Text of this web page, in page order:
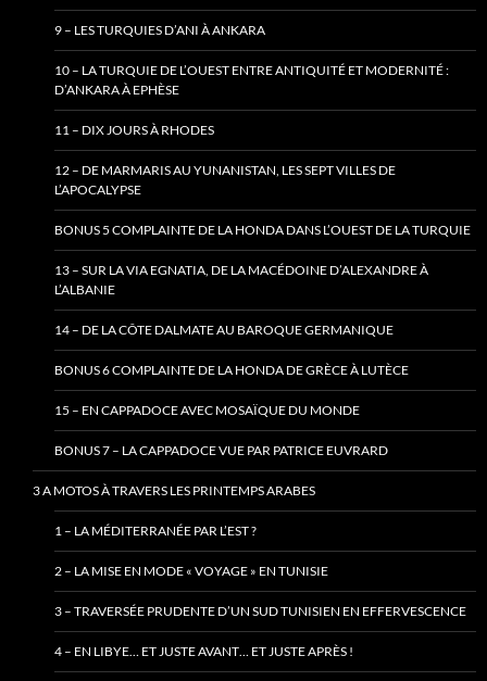
9 – LES TURQUIES D’ANI À ANKARA
10 – LA TURQUIE DE L’OUEST ENTRE ANTIQUITÉ ET MODERNITÉ :
D’ANKARA À EPHÈSE
11 – DIX JOURS À RHODES
12 – DE MARMARIS AU YUNANISTAN, LES SEPT VILLES DE
L’APOCALYPSE
BONUS 5 COMPLAINTE DE LA HONDA DANS L’OUEST DE LA TURQUIE
13 – SUR LA VIA EGNATIA, DE LA MACÉDOINE D’ALEXANDRE À
L’ALBANIE
14 – DE LA CÔTE DALMATE AU BAROQUE GERMANIQUE
BONUS 6 COMPLAINTE DE LA HONDA DE GRÈCE À LUTÈCE
15 – EN CAPPADOCE AVEC MOSAÏQUE DU MONDE
BONUS 7 – LA CAPPADOCE VUE PAR PATRICE EUVRARD
3 A MOTOS À TRAVERS LES PRINTEMPS ARABES
1 – LA MÉDITERRANÉE PAR L’EST ?
2 – LA MISE EN MODE « VOYAGE » EN TUNISIE
3 – TRAVERSÉE PRUDENTE D’UN SUD TUNISIEN EN EFFERVESCENCE
4 – EN LIBYE… ET JUSTE AVANT… ET JUSTE APRÈS !